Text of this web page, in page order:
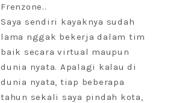
Frenzone..
Saya sendiri kayaknya sudah
lama nggak bekerja dalam tim
baik secara virtual maupun
dunia nyata. Apalagi kalau di
dunia nyata, tiap beberapa
tahun sekali saya pindah kota,